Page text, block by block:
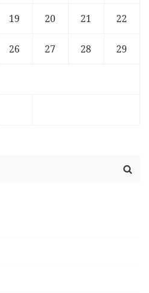
19 20 21 22
26 27 28 29